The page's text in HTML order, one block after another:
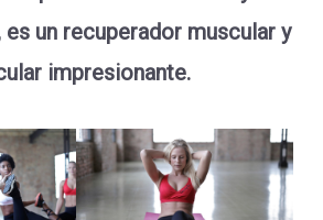
un recuperador muscular y
impresionante.